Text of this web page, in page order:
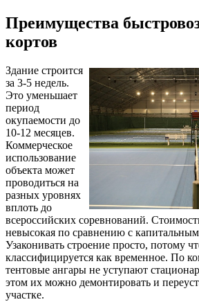
Преимущества
кортов
Здание строится
за 3-5 недель.
Это уменьшает
период
окупаемости до
10-12 месяцев.
Коммерческое
использование
объекта может
проводиться на
разных уровнях
вплоть до
всероссийских соревнований.
невысокая по сравнению с
Узаконивать строение просто, потому
классифицируется как временное. По
тентовые ангары не уступают
этом их можно демонтировать и
участке.